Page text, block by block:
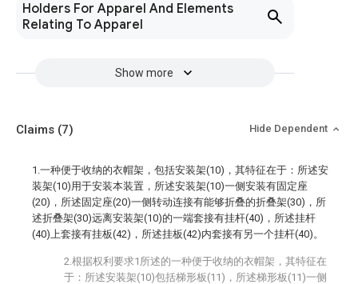
Holders For Apparel And Elements
Relating To Apparel
Show more
Claims (7) Hide Dependent
1.一种便于收纳的衣帽架，包括安装架(10)，其特征在于：所述安
装架(10)用于安装本装置，所述安装架(10)一侧安装有固定座
(20)，所述固定座(20)一侧转动连接有能够折叠的折叠架(30)，所
述折叠架(30)远离安装架(10)的一端套接有挂杆(40)，所述挂杆
(40)上套接有挂板(42)，所述挂板(42)内套接有另一个挂杆(40)。
2.根据权利要求1所述的一种便于收纳的衣帽架，其特征在
于：所述安装架(10)包括梯形板(11)，所述梯形板(11)一侧